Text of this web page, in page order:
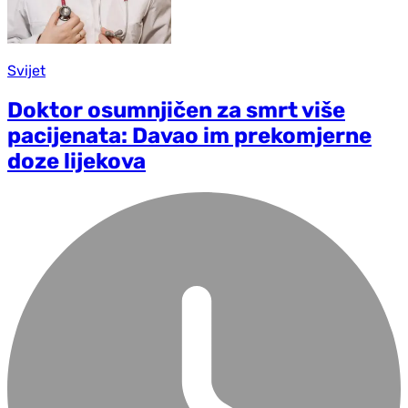
Svijet
Doktor osumnjičen za smrt više
pacijenata: Davao im prekomjerne
doze lijekova